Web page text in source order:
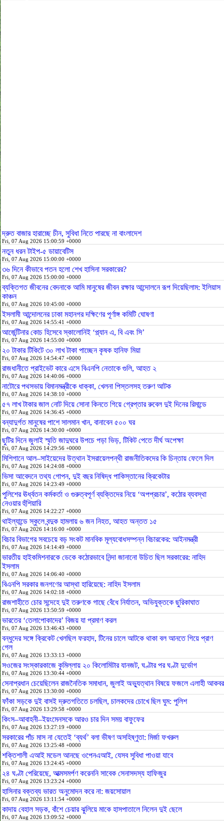
দ্রুত বাজার হারাচ্ছে চীন, সুবিধা নিতে পারছে না বাংলাদেশ
Fri, 07 Aug 2026 15:00:59 +0000
নতুন ধরন টাইপ-৫ ডায়াবেটিস
Fri, 07 Aug 2026 15:00:00 +0000
৩৬ দিনে কীভাবে পতন হলো শেখ হাসিনা সরকারের?
Fri, 07 Aug 2026 15:00:00 +0000
ব্যক্তিগত জীবনের বেদনাকে আমি মানুষের জীবন রক্ষার আন্দোলনে রূপ দিয়েছিলাম: ইলিয়াস
কাঞ্চন
Fri, 07 Aug 2026 10:45:00 +0000
ইসলামী আন্দোলনের ঢাকা মহানগর দক্ষিণের পূর্ণাঙ্গ কমিটি ঘোষণা
Fri, 07 Aug 2026 14:55:41 +0000
আর্জেন্টিনার কোচ হিসেবে স্কালোনিই ‘প্ল্যান এ, বি এবং সি’
Fri, 07 Aug 2026 14:55:00 +0000
২০ টাকার টিকিটে ৩০ লাখ টাকা পাচ্ছেন কৃষক হানিফ মিয়া
Fri, 07 Aug 2026 14:54:47 +0000
রাজধানীতে প্রাইভেট কারে এসে বিএনপি নেতাকে গুলি, আহত ২
Fri, 07 Aug 2026 14:40:06 +0000
নাটোরে পথসভায় বিমানমন্ত্রীকে ধাক্কা, খেলনা পিস্তলসহ তরুণ আটক
Fri, 07 Aug 2026 14:38:10 +0000
৫৭ লাখ টাকার জাল নোট দিয়ে সোনা কিনতে গিয়ে গ্রেপ্তার রুবেল দুই দিনের রিমান্ডে
Fri, 07 Aug 2026 14:36:45 +0000
বন্যাদুর্গত মানুষের পাশে সালমান খান, বানাবেন ৫০০ ঘর
Fri, 07 Aug 2026 14:30:00 +0000
ছুটির দিনে জুলাই স্মৃতি জাদুঘরে উপচে পড়া ভিড়, টিকিট পেতে দীর্ঘ অপেক্ষা
Fri, 07 Aug 2026 14:29:56 +0000
মিশিগানে আল–সাইয়েদের উত্থান ইসরায়েলপন্থী রাজনীতিকদের কি চিন্তায় ফেলে দিল
Fri, 07 Aug 2026 14:24:08 +0000
ভিসা আবেদনে তথ্য গোপন, দুই বছর নিষিদ্ধ পাকিস্তানের ক্রিকেটার
Fri, 07 Aug 2026 14:23:49 +0000
পুলিশের ঊর্ধ্বতন কর্মকর্তা ও গুরুত্বপূর্ণ ব্যক্তিদের নিয়ে ‘অপপ্রচার’, কঠোর ব্যবস্থা
নেওয়ার হুঁশিয়ারি
Fri, 07 Aug 2026 14:22:27 +0000
থাইল্যান্ডে স্কুলে বন্দুক হামলায় ৬ জন নিহত, আহত অন্তত ১৫
Fri, 07 Aug 2026 14:16:00 +0000
বিচার বিভাগের সবচেয়ে বড় সংকট মানবিক মূল্যবোধসম্পন্ন বিচারকের: আইনমন্ত্রী
Fri, 07 Aug 2026 14:14:49 +0000
ভারতীয় হাইকমিশনারকে ডেকে কঠোরভাবে নিন্দা জানানো উচিত ছিল সরকারের: নাহিদ
ইসলাম
Fri, 07 Aug 2026 14:06:40 +0000
বিএনপি সরকার জনগণের আস্থা হারিয়েছে: নাহিদ ইসলাম
Fri, 07 Aug 2026 14:02:18 +0000
রাজশাহীতে চোর সন্দেহে দুই তরুণকে গাছে বেঁধে নির্যাতন, অভিযুক্তকে ছুরিকাঘাত
Fri, 07 Aug 2026 13:50:59 +0000
ভারতের ‘তেলাপোকাদের’ বিজয় যা প্রমাণ করল
Fri, 07 Aug 2026 13:46:43 +0000
বন্ধুদের সঙ্গে ক্রিকেট খেলছিল ফরহাদ, টিনের চালে আটকে থাকা বল আনতে গিয়ে প্রাণ
গেল
Fri, 07 Aug 2026 13:33:13 +0000
সওজের সংস্কারকাজে কুমিল্লায় ২০ কিলোমিটার যানজট, ঘণ্টার পর ঘণ্টা দুর্ভোগ
Fri, 07 Aug 2026 13:30:44 +0000
সেনাপ্রধান চেয়েছিলেন রাজনৈতিক সমাধান, জুলাই অভ্যুত্থান বিষয়ে ফজলে এলাহী আকবর
Fri, 07 Aug 2026 13:30:00 +0000
ফাঁকা সড়কে দুই বাসই দ্রুতগতিতে চলছিল, চালকদের চোখে ছিল ঘুম: পুলিশ
Fri, 07 Aug 2026 13:29:58 +0000
কিংস–আবাহনী–ইয়ংমেনসকে আরও চার দিন সময় বাফুফের
Fri, 07 Aug 2026 13:27:19 +0000
সরকারের পাঁচ মাস না যেতেই ‘ব্যর্থ’ বলা ভীষণ অসহিষ্ণুতা: মির্জা ফখরুল
Fri, 07 Aug 2026 13:25:48 +0000
শক্তিশালী এআই মডেল আনছে ওপেনএআই, যেসব সুবিধা পাওয়া যাবে
Fri, 07 Aug 2026 13:24:45 +0000
২৪ ঘণ্টা পেরিয়েছে, আত্মসমর্পণ করেননি সাবেক সেনাসদস্য হাফিজুর
Fri, 07 Aug 2026 13:23:24 +0000
হাসিনার বক্তব্য ভারত অনুমোদন করে না: জয়সোয়াল
Fri, 07 Aug 2026 13:11:54 +0000
কাদায় বেহাল সড়ক, বাঁশে চেয়ার ঝুলিয়ে মাকে হাসপাতালে নিলেন দুই ছেলে
Fri, 07 Aug 2026 13:09:52 +0000